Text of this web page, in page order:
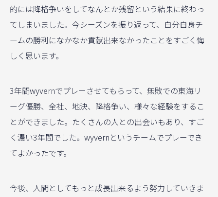
的には降格争いをしてなんとか残留という結果に終わっ
てしまいました。今シーズンを振り返って、自分自身チ
ームの勝利になかなか貢献出来なかったことをすごく悔
しく思います。
3年間wyvernでプレーさせてもらって、無敗での東海リ
ーグ優勝、全社、地決、降格争い、様々な経験をするこ
とができました。たくさんの人との出会いもあり、すご
く濃い3年間でした。wyvernというチームでプレーでき
てよかったです。
今後、人間としてもっと成長出来るよう努力していきま